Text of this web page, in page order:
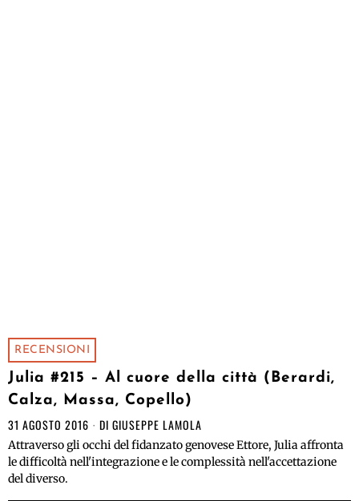
RECENSIONI
Julia #215 – Al cuore della città (Berardi,
Calza, Massa, Copello)
31 AGOSTO 2016 DI GIUSEPPE LAMOLA
Attraverso gli occhi del fidanzato genovese Ettore, Julia affronta
le difficoltà nell'integrazione e le complessità nell'accettazione
del diverso.